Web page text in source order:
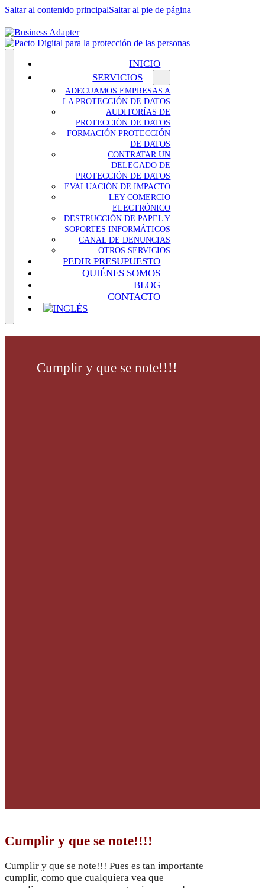
Saltar al contenido principalSaltar al pie de página
INICIO
SERVICIOS
ADECUAMOS EMPRESAS A
LA PROTECCIÓN DE DATOS
AUDITORÍAS DE
PROTECCIÓN DE DATOS
FORMACIÓN PROTECCIÓN
DE DATOS
CONTRATAR UN
DELEGADO DE
PROTECCIÓN DE DATOS
EVALUACIÓN DE IMPACTO
LEY COMERCIO
ELECTRÓNICO
DESTRUCCIÓN DE PAPEL Y
SOPORTES INFORMÁTICOS
CANAL DE DENUNCIAS
OTROS SERVICIOS
PEDIR PRESUPUESTO
QUIÉNES SOMOS
BLOG
CONTACTO
Cumplir y que se note!!!!
Cumplir y que se note!!!!
Cumplir y que se note!!! Pues es tan importante
cumplir, como que cualquiera vea que